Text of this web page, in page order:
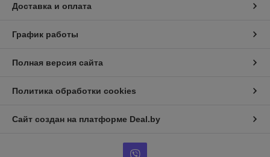
Доставка и оплата
График работы
Полная версия сайта
Политика обработки cookies
Сайт создан на платформе Deal.by